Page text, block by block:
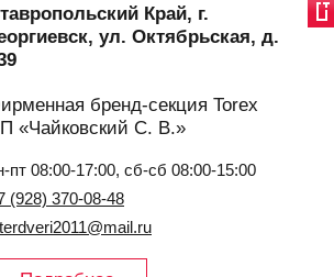
Край, г.
ул. Октябрьская, д.
бренд-секция Torex
«Чайковский С. В.»
пт 08:00-17:00, сб-сб 08:00-15:00
(928) 370-08-48